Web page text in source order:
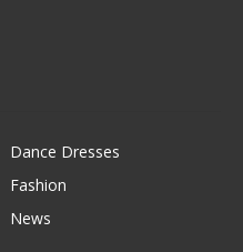
Dance Dresses
Fashion
News